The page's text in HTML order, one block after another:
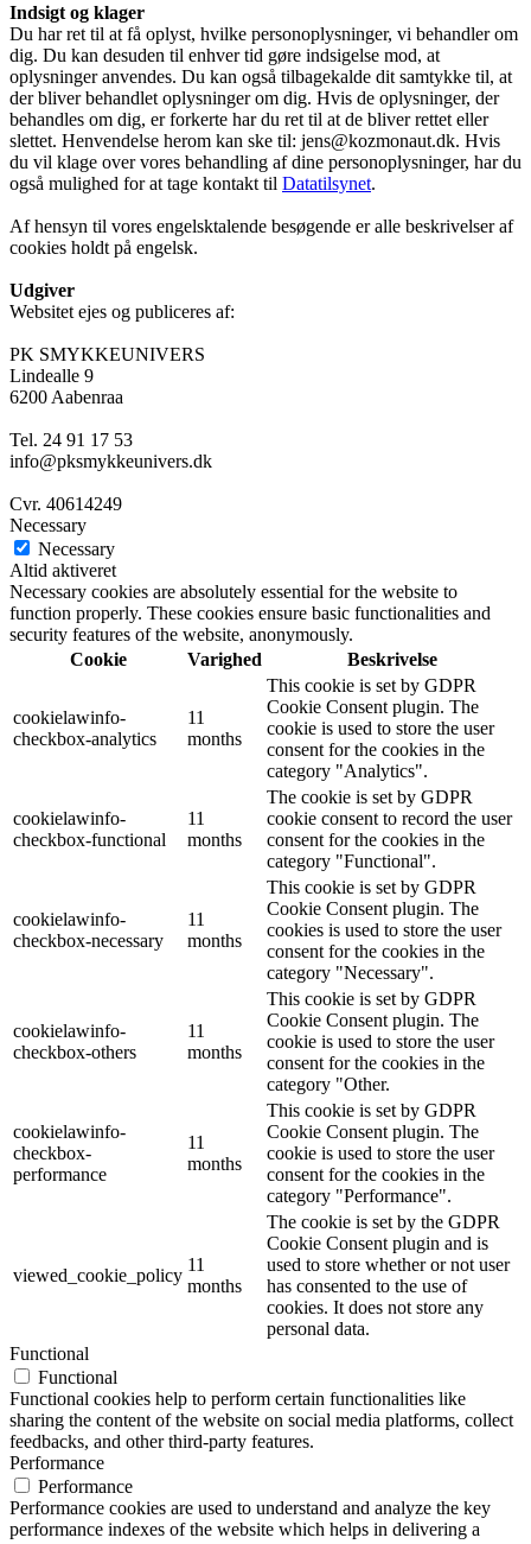
Indsigt og klager
Du har ret til at få oplyst, hvilke personoplysninger, vi behandler om
dig. Du kan desuden til enhver tid gøre indsigelse mod, at
oplysninger anvendes. Du kan også tilbagekalde dit samtykke til, at
der bliver behandlet oplysninger om dig. Hvis de oplysninger, der
behandles om dig, er forkerte har du ret til at de bliver rettet eller
slettet. Henvendelse herom kan ske til: jens@kozmonaut.dk. Hvis
du vil klage over vores behandling af dine personoplysninger, har du
også mulighed for at tage kontakt til Datatilsynet.
Af hensyn til vores engelsktalende besøgende er alle beskrivelser af
cookies holdt på engelsk.
Udgiver
Websitet ejes og publiceres af:
PK SMYKKEUNIVERS
Lindealle 9
6200 Aabenraa
Tel. 24 91 17 53
info@pksmykkeunivers.dk
Cvr. 40614249
Necessary
Necessary
Altid aktiveret
Necessary cookies are absolutely essential for the website to
function properly. These cookies ensure basic functionalities and
security features of the website, anonymously.
Cookie
Varighed Beskrivelse
cookielawinfo-
checkbox-analytics
11
months
This cookie is set by GDPR
Cookie Consent plugin. The
cookie is used to store the user
consent for the cookies in the
category "Analytics".
cookielawinfo-
checkbox-functional
11
months
The cookie is set by GDPR
cookie consent to record the user
consent for the cookies in the
category "Functional".
cookielawinfo-
checkbox-necessary
11
months
This cookie is set by GDPR
Cookie Consent plugin. The
cookies is used to store the user
consent for the cookies in the
category "Necessary".
cookielawinfo-
checkbox-others
11
months
This cookie is set by GDPR
Cookie Consent plugin. The
cookie is used to store the user
consent for the cookies in the
category "Other.
cookielawinfo-
checkbox-
performance
11
months
This cookie is set by GDPR
Cookie Consent plugin. The
cookie is used to store the user
consent for the cookies in the
category "Performance".
viewed_cookie_policy
11
months
The cookie is set by the GDPR
Cookie Consent plugin and is
used to store whether or not user
has consented to the use of
cookies. It does not store any
personal data.
Functional
Functional
Functional cookies help to perform certain functionalities like
sharing the content of the website on social media platforms, collect
feedbacks, and other third-party features.
Performance
Performance
Performance cookies are used to understand and analyze the key
performance indexes of the website which helps in delivering a